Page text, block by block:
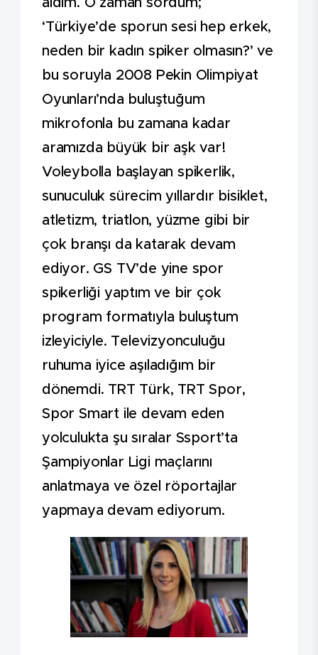
aldım. O zaman sordum;
‘Türkiye’de sporun sesi hep erkek,
neden bir kadın spiker olmasın?’ ve
bu soruyla 2008 Pekin Olimpiyat
Oyunları’nda buluştuğum
mikrofonla bu zamana kadar
aramızda büyük bir aşk var!
Voleybolla başlayan spikerlik,
sunuculuk sürecim yıllardır bisiklet,
atletizm, triatlon, yüzme gibi bir
çok branşı da katarak devam
ediyor. GS TV’de yine spor
spikerliği yaptım ve bir çok
program formatıyla buluştum
izleyiciyle. Televizyonculuğu
ruhuma iyice aşıladığım bir
dönemdi. TRT Türk, TRT Spor,
Spor Smart ile devam eden
yolculukta şu sıralar Ssport’ta
Şampiyonlar Ligi maçlarını
anlatmaya ve özel röportajlar
yapmaya devam ediyorum.